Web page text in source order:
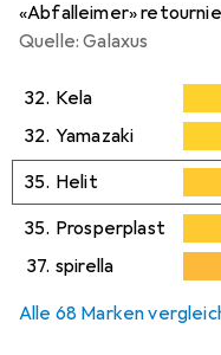
«Abfalleimer»
Quelle: Galaxus
32. Kela
32. Yamazaki
35. Helit
35. Prosperplast
37. spirella
Alle 68 Marken